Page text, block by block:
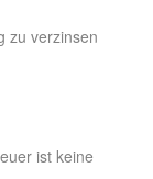
zu verzinsen
ist keine